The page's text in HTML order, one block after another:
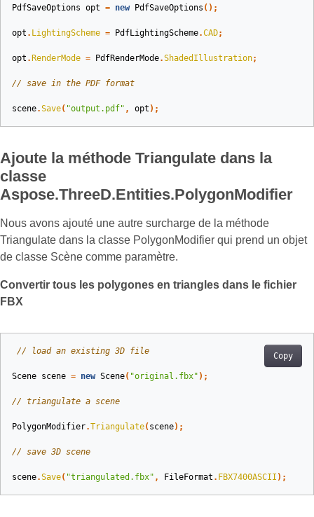
PdfSaveOptions opt = new PdfSaveOptions ();
opt . LightingScheme = PdfLightingScheme.CAD;
opt . RenderMode = PdfRenderMode.ShadedIllustration;
// save in the PDF format
scene.Save( "output.pdf" , opt );
Ajoute la méthode Triangulate dans la
classe
Aspose.ThreeD.Entities.PolygonModifier
Nous avons ajouté une autre surcharge de la méthode
Triangulate dans la classe PolygonModifier qui prend un objet
de classe Scène comme paramètre.
Convertir tous les polygones en triangles dans le fichier
FBX
Copy
// load an existing 3D file
Scene scene = new Scene( "original.fbx" );
// triangulate a scene
PolygonModifier.Triangulate( scene);
// save 3D scene
scene.Save( "triangulated.fbx" , FileFormat . FBX7400ASCII );